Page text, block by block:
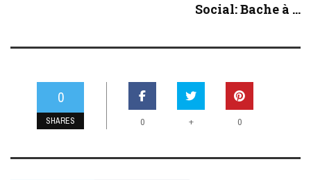
Social: Bache à ...
0
SHARES 0 + 0